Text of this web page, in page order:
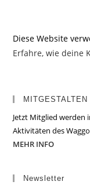
Diese Website
Erfahre, wie deine
MITGESTALTEN
Jetzt Mitglied werden
Aktivitäten des
MEHR INFO
Newsletter